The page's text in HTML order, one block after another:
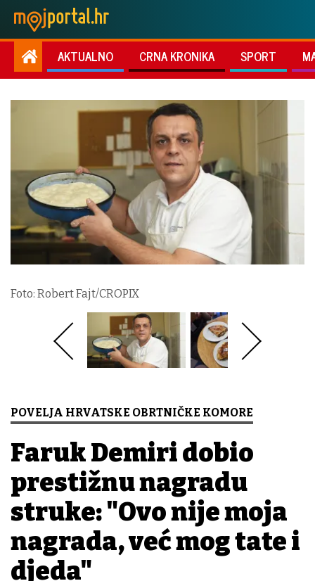
AKTUALNO CRNA KRONIKA SPORT
Foto: Robert Fajt/CROPIX
POVELJA HRVATSKE OBRTNIČKE KOMORE
Faruk Demiri dobio
prestižnu nagradu
struke: "Ovo nije moja
nagrada, već mog tate i
djeda"